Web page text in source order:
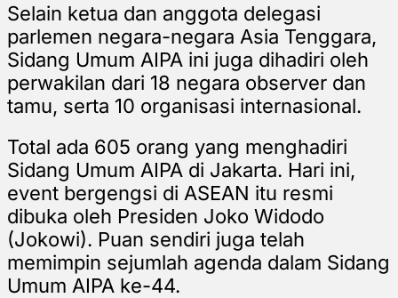
Selain ketua dan anggota delegasi
parlemen negara-negara Asia Tenggara,
Sidang Umum AIPA ini juga dihadiri oleh
perwakilan dari 18 negara observer dan
tamu, serta 10 organisasi internasional.
Total ada 605 orang yang menghadiri
Sidang Umum AIPA di Jakarta. Hari ini,
event bergengsi di ASEAN itu resmi
dibuka oleh Presiden Joko Widodo
(Jokowi). Puan sendiri juga telah
memimpin sejumlah agenda dalam Sidang
Umum AIPA ke-44.